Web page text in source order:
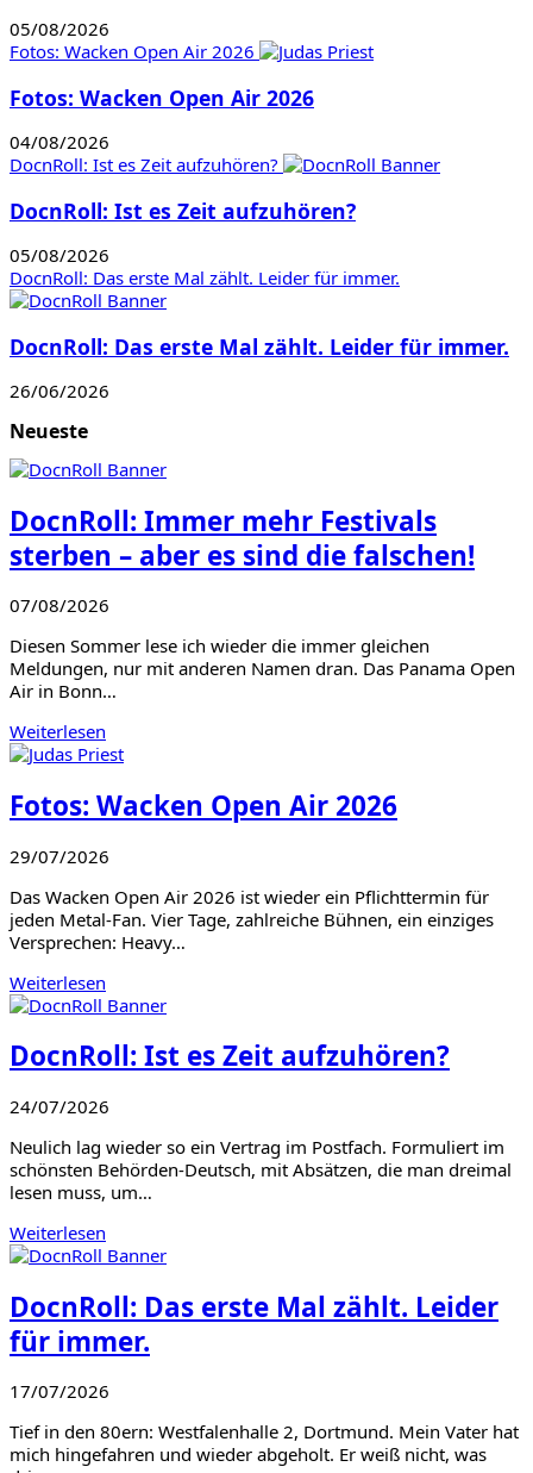
05/08/2026
Fotos: Wacken Open Air 2026
Fotos: Wacken Open Air 2026
04/08/2026
DocnRoll: Ist es Zeit aufzuhören?
DocnRoll: Ist es Zeit aufzuhören?
05/08/2026
DocnRoll: Das erste Mal zählt. Leider für immer.
DocnRoll: Das erste Mal zählt. Leider für immer.
26/06/2026
Neueste
DocnRoll: Immer mehr Festivals
sterben – aber es sind die falschen!
07/08/2026
Diesen Sommer lese ich wieder die immer gleichen
Meldungen, nur mit anderen Namen dran. Das Panama Open
Air in Bonn…
Weiterlesen
Fotos: Wacken Open Air 2026
29/07/2026
Das Wacken Open Air 2026 ist wieder ein Pflichttermin für
jeden Metal-Fan. Vier Tage, zahlreiche Bühnen, ein einziges
Versprechen: Heavy…
Weiterlesen
DocnRoll: Ist es Zeit aufzuhören?
24/07/2026
Neulich lag wieder so ein Vertrag im Postfach. Formuliert im
schönsten Behörden-Deutsch, mit Absätzen, die man dreimal
lesen muss, um…
Weiterlesen
DocnRoll: Das erste Mal zählt. Leider
für immer.
17/07/2026
Tief in den 80ern: Westfalenhalle 2, Dortmund. Mein Vater hat
mich hingefahren und wieder abgeholt. Er weiß nicht, was